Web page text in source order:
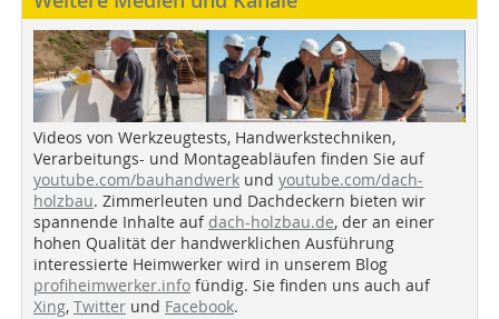
Videos von Werkzeugtests, Handwerkstechniken,
Verarbeitungs- und Montageabläufen finden Sie auf
youtube.com/bauhandwerk und youtube.com/dach-
holzbau. Zimmerleuten und Dachdeckern bieten wir
spannende Inhalte auf dach-holzbau.de, der an einer
hohen Qualität der handwerklichen Ausführung
interessierte Heimwerker wird in unserem Blog
profiheimwerker.info fündig. Sie finden uns auch auf
Xing, Twitter und Facebook.